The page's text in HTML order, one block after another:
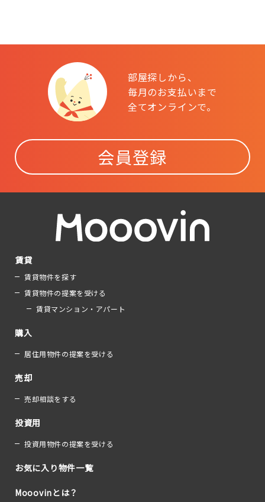
部屋探しから、
毎月のお支払いまで
全てオンラインで。
会員登録
賃貸
賃貸物件を探す
賃貸物件の提案を受ける
賃貸マンション・アパート
購入
居住用物件の提案を受ける
売却
売却相談をする
投資用
投資用物件の提案を受ける
お気に入り物件一覧
Mooovinとは？